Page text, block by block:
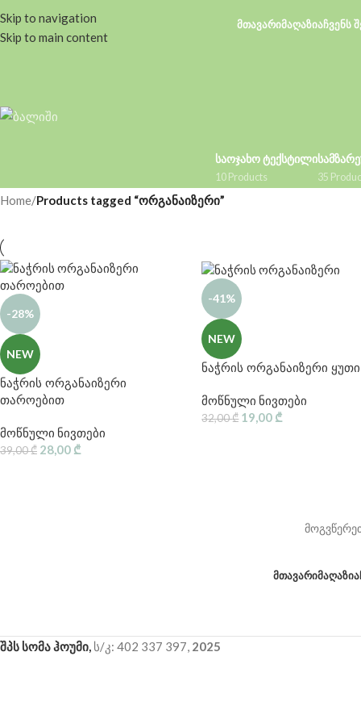
Skip to navigation
Skip to main content
ᲛᲗᲐᲕᲐᲠᲘᲛᲐᲦᲐᲖᲘᲐᲩᲕᲔᲜᲡ
ᲡᲐᲝᲯᲐᲮᲝ ᲢᲔᲥᲡᲢᲘᲚᲘ
10 Products 35
Home/Products tagged “ორგანაიზერი”
-28%
NEW
ნაჭრის ორგანაიზერი
თაროებით
მოწნული ნივთები
39,00₾ 28,00 ₾
-41%
NEW
ნაჭრის ორგანაიზერი ყუთი
მოწნული ნივთები
32,00₾ 19,00 ₾
ᲛᲗᲐᲕᲐᲠᲘᲛᲐᲦᲐᲖᲘᲐ
შპს სომა ჰოუმი, ს/კ: 402 337 397, 2025